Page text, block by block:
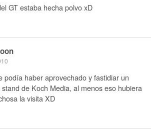
GT estaba hecha polvo xD
podía haber aprovechado y fastidiar un
de Koch Media, al menos eso hubiera
la visita XD